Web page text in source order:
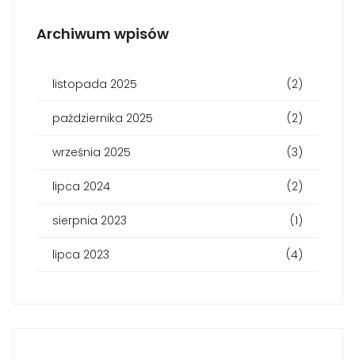
Archiwum wpisów
listopada 2025 (2)
października 2025 (2)
września 2025 (3)
lipca 2024 (2)
sierpnia 2023 (1)
lipca 2023 (4)